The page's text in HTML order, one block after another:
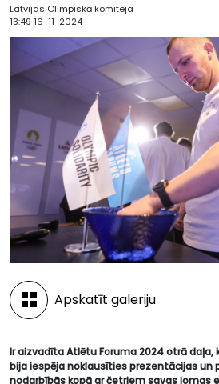
Latvijas Olimpiskā komiteja
13:49 16-11-2024
Apskatīt galeriju
Ir aizvadīta Atlētu Foruma 2024 otrā
bija iespēja noklausīties prezentācijas un
nodarbībās kopā ar četriem savas jomas